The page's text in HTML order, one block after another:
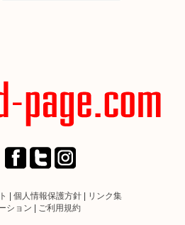
個人情報保護方針
リンク集
ション
ご利用規約